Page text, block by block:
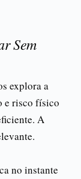
Sem
explora a
e risco físico
A
no instante